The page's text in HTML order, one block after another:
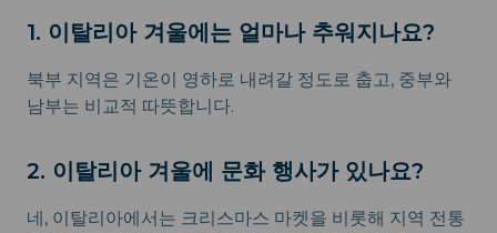
1. 이탈리아 겨울에는 얼마나 추워지나요?
북부 지역은 기온이 영하로 내려갈 정도로 춥고, 중부와
남부는 비교적 따뜻합니다.
2. 이탈리아 겨울에 문화 행사가 있나요?
네, 이탈리아에서는 크리스마스 마켓을 비롯해 지역 전통